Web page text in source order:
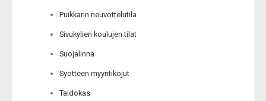
Puikkarin neuvottelutila
Sivukylien koulujen tilat
Suojalinna
Syötteen myyntikojut
Taidokas